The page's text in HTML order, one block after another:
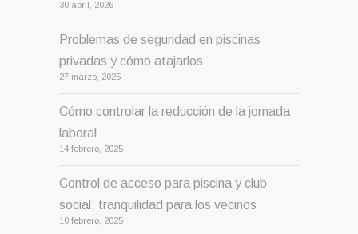
30 abril, 2026
Problemas de seguridad en piscinas
privadas y cómo atajarlos
27 marzo, 2025
Cómo controlar la reducción de la jornada
laboral
14 febrero, 2025
Control de acceso para piscina y club
social: tranquilidad para los vecinos
10 febrero, 2025